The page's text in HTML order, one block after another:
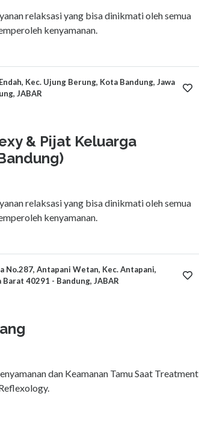
relaksasi yang bisa dinikmati oleh semua
kenyamanan.
Kec. Ujung Berung, Kota Bandung, Jawa
JABAR
& Pijat Keluarga
relaksasi yang bisa dinikmati oleh semua
kenyamanan.
No.287, Antapani Wetan, Kec. Antapani,
Barat 40291 - Bandung, JABAR
dan Keamanan Tamu Saat Treatment